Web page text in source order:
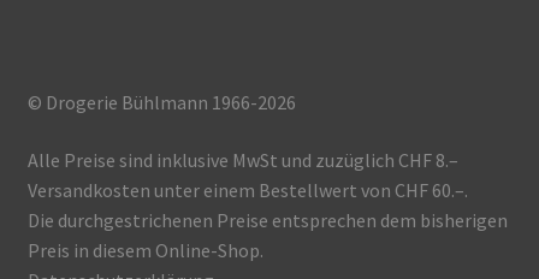
© Drogerie Bühlmann 1966-2026
Alle Preise sind inklusive MwSt und zuzüglich CHF 8.–
Versandkosten unter einem Bestellwert von CHF 60.–.
Die durchgestrichenen Preise entsprechen dem bisherigen
Preis in diesem Online-Shop.